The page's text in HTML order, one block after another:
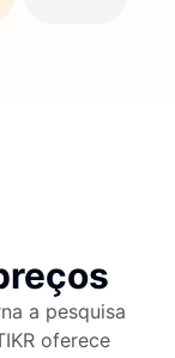
a pesquisa
oferece